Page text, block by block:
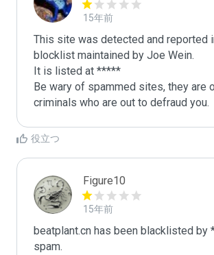
15年前
This site was detected and reported
blocklist maintained by Joe Wein.
It is listed at *****
Be wary of spammed sites, they are
criminals who are out to defraud you.
役立つ
Figure10
15年前
beatplant.cn has been blacklisted by
spam.